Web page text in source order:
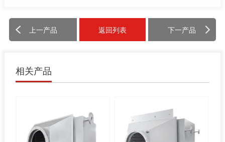
上一产品 返回列表 下一产品
相关产品